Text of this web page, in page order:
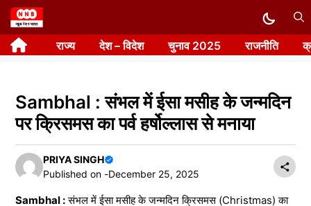
Skip
to
content राज्य देश – विदेश चुनाव 2025 राजनीति
Sambhal : संभल में ईसा मसीह के जन्मदिन
पर क्रिसमस का पर्व हर्षोल्लास से मनाया
PRIYA SINGH
Published on -December 25, 2025
Sambhal :संभल में ईसा मसीह के जन्मदिन क्रिसमस (Christmas) का